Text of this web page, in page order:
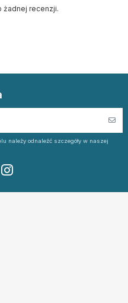
żadnej recenzji.
należy odnaleźć szczegóły w naszej